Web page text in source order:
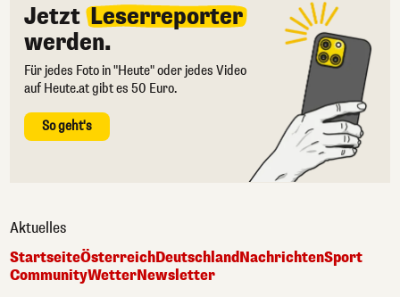
Jetzt Leserreporter
werden.
Für jedes Foto in "Heute" oder jedes Video
auf Heute.at gibt es 50 Euro.
So geht's
Aktuelles
StartseiteÖsterreichDeutschlandNachrichtenSport
CommunityWetterNewsletter